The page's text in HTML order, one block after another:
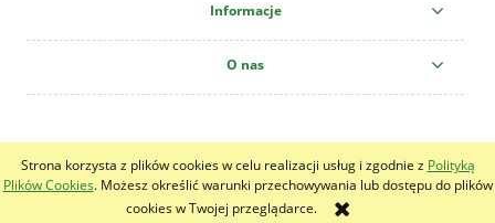
Strona korzysta z plików cookies w celu realizacji usług i zgodnie z Polityką
Plików Cookies. Możesz określić warunki przechowywania lub dostępu do plików
cookies w Twojej przeglądarce.
Informacje
O nas
pokaż pełną wersję strony
Sklep internetowy Shoper.pl